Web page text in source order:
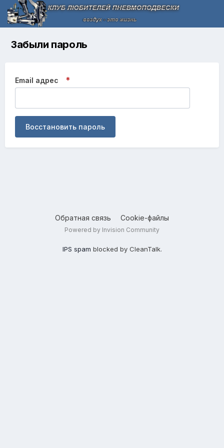
Забыли пароль
Email адрес
Восстановить пароль
Обратная связь Cookie-файлы
Powered by Invision Community
IPS spam blocked by CleanTalk.